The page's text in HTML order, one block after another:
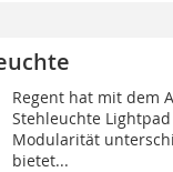
Regent hat mit dem
Stehleuchte
Modularität
bietet...